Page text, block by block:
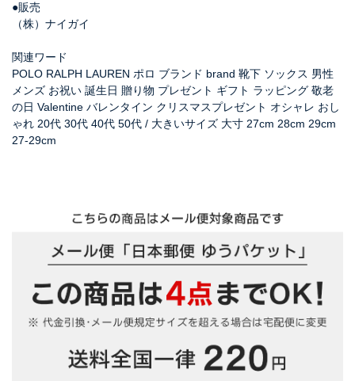
●販売
（株）ナイガイ
関連ワード
POLO RALPH LAUREN ポロ ブランド brand 靴下 ソックス 男性
メンズ お祝い 誕生日 贈り物 プレゼント ギフト ラッピング 敬老
の日 Valentine バレンタイン クリスマスプレゼント オシャレ おし
ゃれ 20代 30代 40代 50代 / 大きいサイズ 大寸 27cm 28cm 29cm
27-29cm